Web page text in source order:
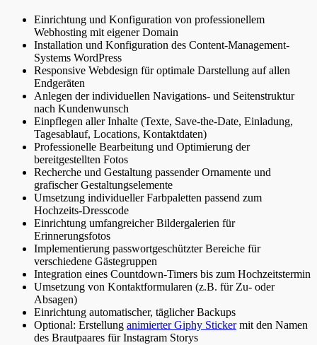
Einrichtung und Konfiguration von professionellem
Webhosting mit eigener Domain
Installation und Konfiguration des Content-Management-
Systems WordPress
Responsive Webdesign für optimale Darstellung auf allen
Endgeräten
Anlegen der individuellen Navigations- und Seitenstruktur
nach Kundenwunsch
Einpflegen aller Inhalte (Texte, Save-the-Date, Einladung,
Tagesablauf, Locations, Kontaktdaten)
Professionelle Bearbeitung und Optimierung der
bereitgestellten Fotos
Recherche und Gestaltung passender Ornamente und
grafischer Gestaltungselemente
Umsetzung individueller Farbpaletten passend zum
Hochzeits-Dresscode
Einrichtung umfangreicher Bildergalerien für
Erinnerungsfotos
Implementierung passwortgeschützter Bereiche für
verschiedene Gästegruppen
Integration eines Countdown-Timers bis zum Hochzeitstermin
Umsetzung von Kontaktformularen (z.B. für Zu- oder
Absagen)
Einrichtung automatischer, täglicher Backups
Optional: Erstellung animierter Giphy Stickermit den Namen
des Brautpaares für Instagram Storys